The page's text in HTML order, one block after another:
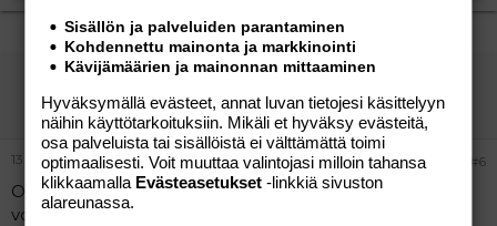
monitoimikone
Vieras
13.02.2005 #6
Osta apteekista sellaista perusvoidetta kun Ceralan ja
voitele poika sillä iltaisin suihkun jälkeen. Meillä auttoi
Sisällön ja palveluiden parantaminen
Kohdennettu mainonta ja markkinointi
Kävijämäärien ja mainonnan mittaaminen
Hyväksymällä evästeet, annat luvan tietojesi käsittelyyn
näihin käyttötarkoituksiin. Mikäli et hyväksy evästeitä,
osa palveluista tai sisällöistä ei välttämättä toimi
optimaalisesti. Voit muuttaa valintojasi milloin tahansa
klikkaamalla Evästeasetukset -linkkiä sivuston
alareunassa.